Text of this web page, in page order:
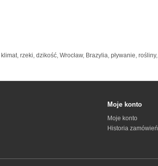
klimat, rzeki, dzikość, Wrocław, Brazylia, pływanie, rośliny,
Moje konto
Moje konto
Historia zamówień